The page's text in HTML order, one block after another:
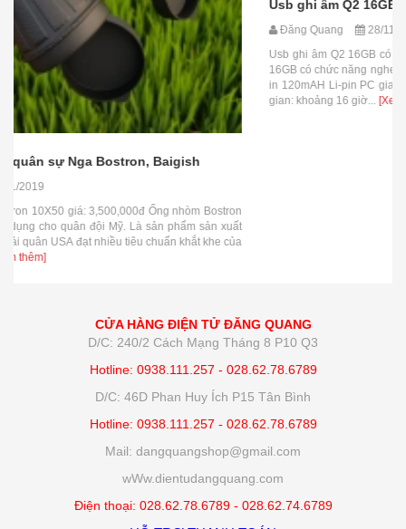
Usb ghi âm Q2 16GB có lọc âm thanh
Đăng Quang
28/11/2019
Usb ghi âm Q2 16GB có lọc âm thanh giá: 1,300,000đ Usb ghi âm Q2
16GB có chức năng nghe nhạc mp3 Hỗ trợ bộ nhớ: 16GB Pin: Built-
in 120mAH Li-pin PC giao diện: USB 2.0 Định dạng ghi: WAV Ghi thời
gian: khoảng 16 giờ...
[Xem thêm]
CỬA HÀNG ĐIỆN TỬ ĐĂNG QUANG
D/C: 240/2 Cách Mạng Tháng 8 P10 Q3
Hotline: 0938.111.257 - 028.62.78.6789
D/C: 46D Phan Huy Ích P15 Tân Bình
Hotline: 0938.111.257 - 028.62.78.6789
Mail: dangquangshop@gmail.com
wWw.dientudangquang.com
Điện thoại: 028.62.78.6789 - 028.62.74.6789